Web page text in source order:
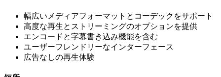
幅広いメディアフォーマットとコーデックをサポート
高度な再生とストリーミングのオプションを提供
エンコードと字幕書き込み機能を含む
ユーザーフレンドリーなインターフェース
広告なしの再生体験